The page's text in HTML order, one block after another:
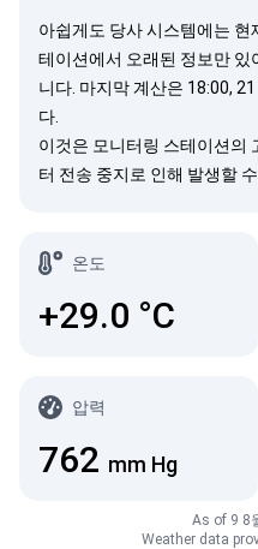
아쉽게도 당사 시스템에는
테이션에서 오래된 정보만 있
니다. 마지막 계산은 18:00,
다.
이것은 모니터링 스테이션의
터 전송 중지로 인해 발생할
온도
+29.0 °C
압력
762 mm Hg
As of 9 8
Weather data